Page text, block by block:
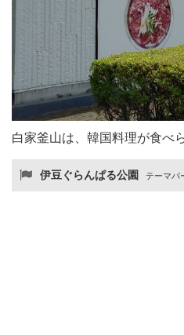
白家釜山は、韓国料理が食べ
伊豆ぐらんぱる公園 テーマパ